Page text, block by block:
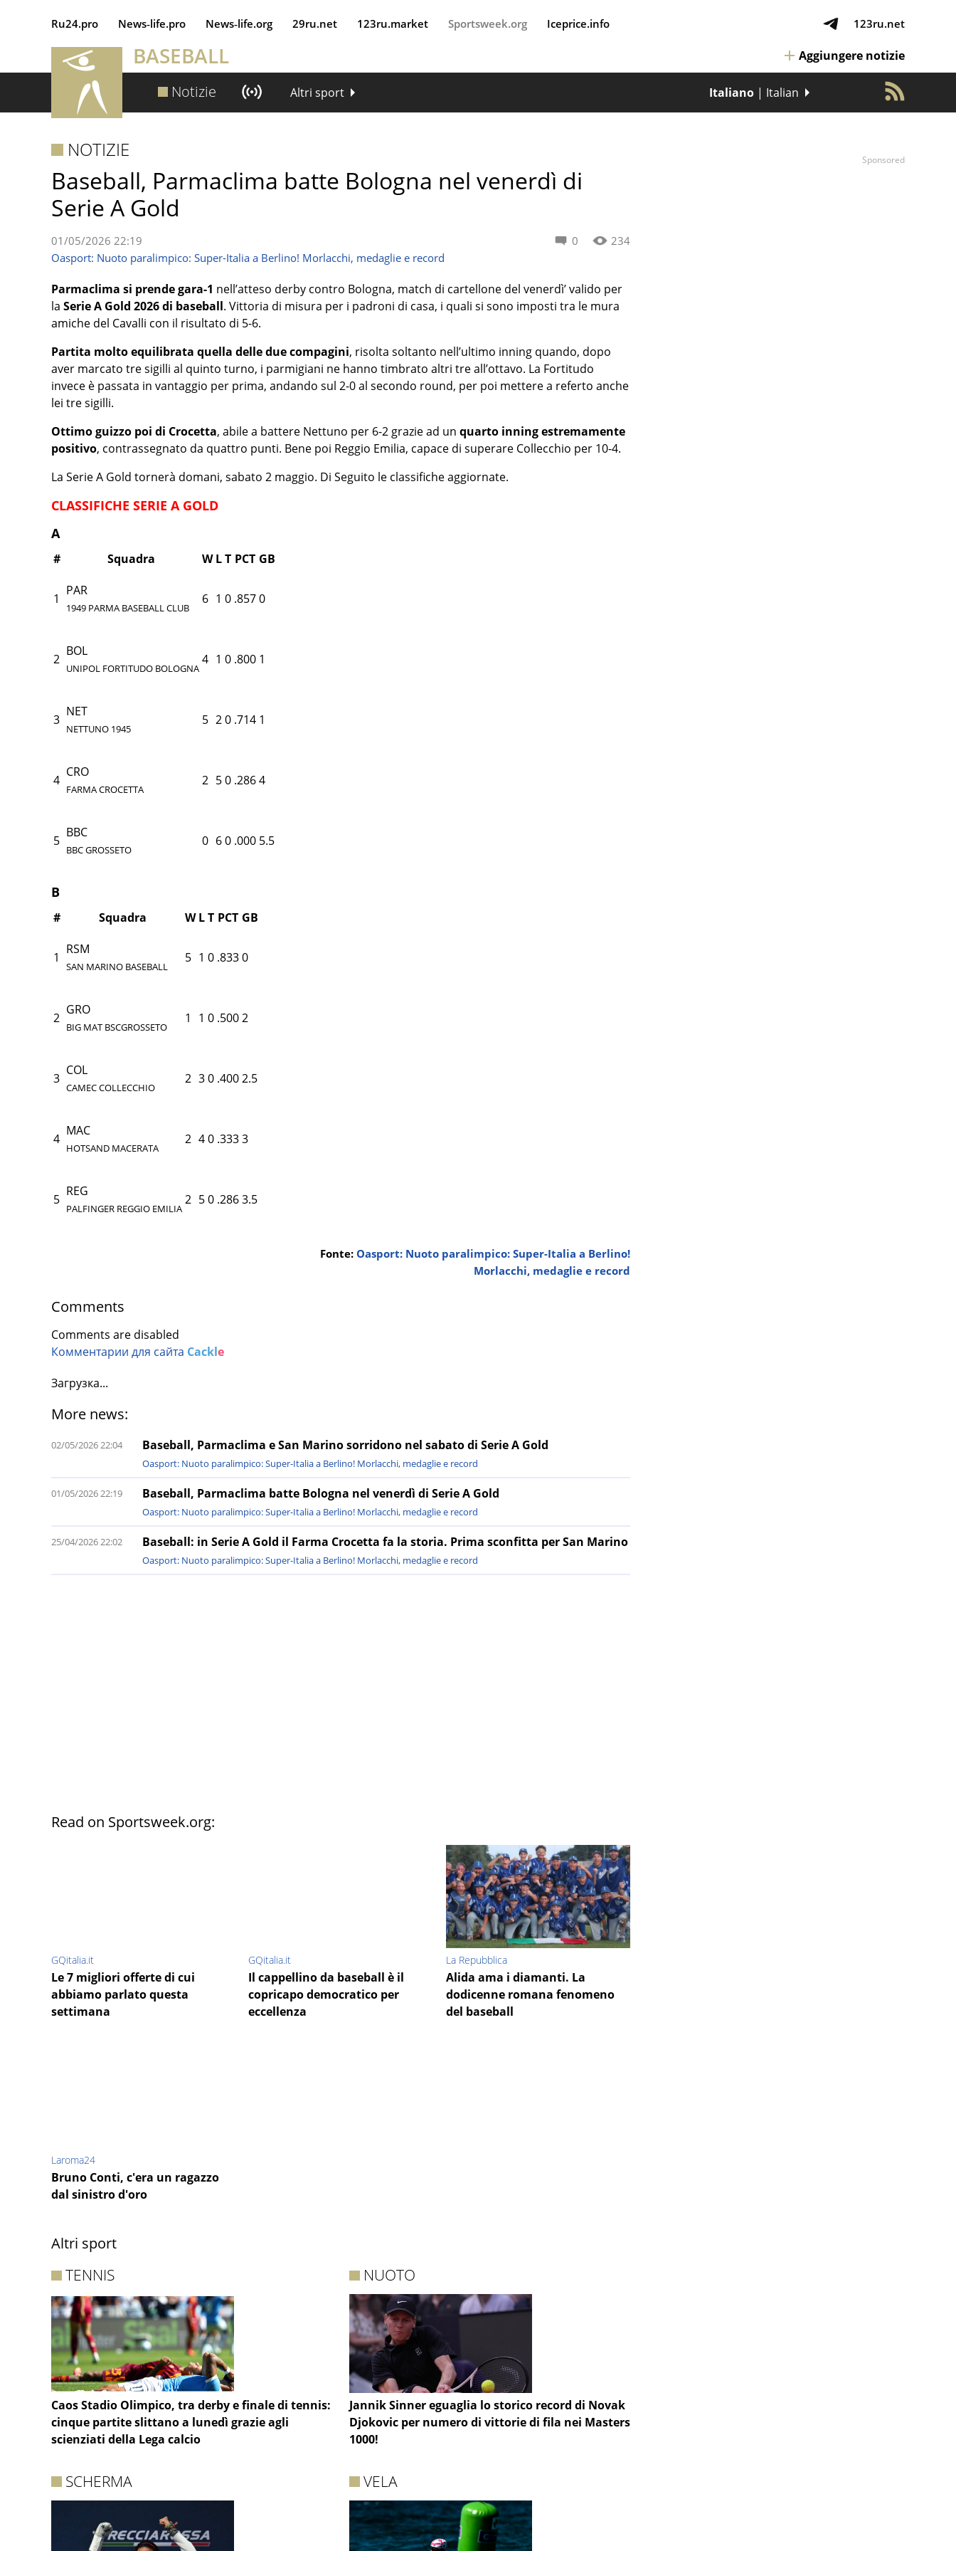
Ru24.pro News‑life.pro News‑life.org 29ru.net 123ru.market Sportsweek.org Iceprice.info 123ru.net
BASEBALL Aggiungere notizie
Notizie Altri sport Italiano | Italian
NOTIZIE
Baseball, Parmaclima batte Bologna nel venerdì di
Serie A Gold
0 234
01/05/2026 22:19
Oasport: Nuoto paralimpico: Super-Italia a Berlino! Morlacchi, medaglie e record
Parmaclima si prende gara-1 nell’atteso derby contro Bologna, match di cartellone del venerdì’ valido per
la Serie A Gold 2026 di baseball. Vittoria di misura per i padroni di casa, i quali si sono imposti tra le mura
amiche del Cavalli con il risultato di 5-6.
Partita molto equilibrata quella delle due compagini, risolta soltanto nell’ultimo inning quando, dopo
aver marcato tre sigilli al quinto turno, i parmigiani ne hanno timbrato altri tre all’ottavo. La Fortitudo
invece è passata in vantaggio per prima, andando sul 2-0 al secondo round, per poi mettere a referto anche
lei tre sigilli.
Ottimo guizzo poi di Crocetta, abile a battere Nettuno per 6-2 grazie ad un quarto inning estremamente
positivo, contrassegnato da quattro punti. Bene poi Reggio Emilia, capace di superare Collecchio per 10-4.
La Serie A Gold tornerà domani, sabato 2 maggio. Di Seguito le classifiche aggiornate.
CLASSIFICHE SERIE A GOLD
A
# Squadra W LT PCT GB
1
PAR
1949 PARMA BASEBALL CLUB
6 1 0 .8570
2
BOL
UNIPOL FORTITUDO BOLOGNA
4 1 0 .800 1
3
NET
NETTUNO 1945
5 20 .714 1
4
CRO
FARMA CROCETTA
2 50 .2864
5
BBC
BBC GROSSETO
0 60 .000 5.5
B
# Squadra W LT PCT GB
1
RSM
SAN MARINO BASEBALL
5 1 0 .8330
2
GRO
BIG MAT BSCGROSSETO
1 1 0 .5002
3
COL
CAMEC COLLECCHIO
2 30 .4002.5
4
MAC
HOTSAND MACERATA
2 40 .3333
5
REG
PALFINGER REGGIO EMILIA
2 50 .2863.5
Fonte: Oasport: Nuoto paralimpico: Super-Italia a Berlino!
Morlacchi, medaglie e record
Comments
Comments are disabled
Комментарии для сайта Cackle
Загрузка...
More news:
Baseball, Parmaclima e San Marino sorridono nel sabato di Serie A Gold
02/05/2026 22:04
Oasport: Nuoto paralimpico: Super-Italia a Berlino! Morlacchi, medaglie e record
Baseball, Parmaclima batte Bologna nel venerdì di Serie A Gold
01/05/2026 22:19
Oasport: Nuoto paralimpico: Super-Italia a Berlino! Morlacchi, medaglie e record
Baseball: in Serie A Gold il Farma Crocetta fa la storia. Prima sconfitta per San Marino
25/04/2026 22:02
Oasport: Nuoto paralimpico: Super-Italia a Berlino! Morlacchi, medaglie e record
Read on Sportsweek.org:
GQitalia.it
Le 7 migliori offerte di cui
abbiamo parlato questa
settimana
GQitalia.it
Il cappellino da baseball è il
copricapo democratico per
eccellenza
La Repubblica
Alida ama i diamanti. La
dodicenne romana fenomeno
del baseball
Laroma24
Bruno Conti, c'era un ragazzo
dal sinistro d'oro
Altri sport
TENNIS
Caos Stadio Olimpico, tra derby e finale di tennis:
cinque partite slittano a lunedì grazie agli
scienziati della Lega calcio
NUOTO
Jannik Sinner eguaglia lo storico record di Novak
Djokovic per numero di vittorie di fila nei Masters
1000!
SCHERMA VELA
Sponsored